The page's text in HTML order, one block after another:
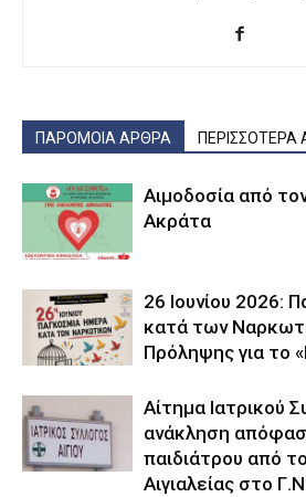
ΠΑΡΟΜΟΙΑ ΑΡΘΡΑ
Αιμοδοσία από
Ακράτα
26 Ιουνίου 2026:
κατά των
Πρόληψης για το
Αίτημα Ιατρικού
ανάκληση
παιδιάτρου από
Αιγιαλείας στο